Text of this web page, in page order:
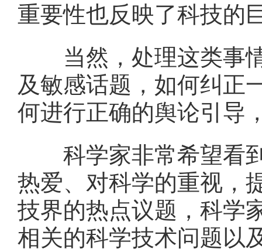
重要性也反映了科技的
当然，处理这类事情
及敏感话题，如何纠正
何进行正确的舆论引导
科学家非常希望看到
热爱、对科学的重视，
技界的热点议题，科学
相关的科学技术问题以